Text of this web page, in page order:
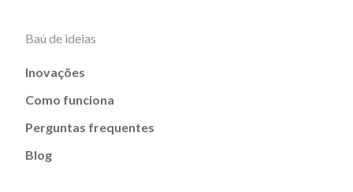
Baú de ideias
Inovações
Como funciona
Perguntas frequentes
Blog